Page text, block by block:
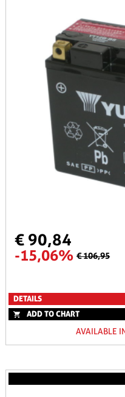
€ 90,84
-15,06% € 106,95
DETAILS
ADD TO CHART
AVAILABLE